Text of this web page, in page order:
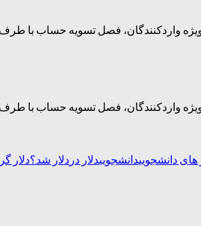
بویژه واردکنندگان، فصل تسویه حساب با
بویژه واردکنندگان، فصل تسویه حساب با
های دانشجوییدانشجوییدلار در دلار شد؟دلار